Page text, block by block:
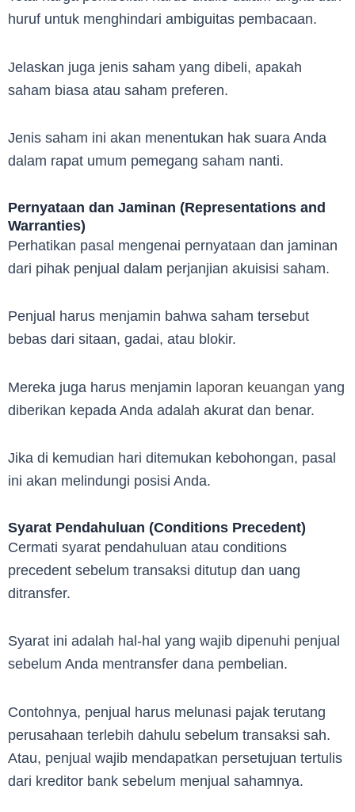
huruf untuk menghindari ambiguitas pembacaan.
Jelaskan juga jenis saham yang dibeli, apakah
saham biasa atau saham preferen.
Jenis saham ini akan menentukan hak suara Anda
dalam rapat umum pemegang saham nanti.
Pernyataan dan Jaminan (Representations and
Warranties)
Perhatikan pasal mengenai pernyataan dan jaminan
dari pihak penjual dalam perjanjian akuisisi saham.
Penjual harus menjamin bahwa saham tersebut
bebas dari sitaan, gadai, atau blokir.
Mereka juga harus menjamin laporan keuangan yang
diberikan kepada Anda adalah akurat dan benar.
Jika di kemudian hari ditemukan kebohongan, pasal
ini akan melindungi posisi Anda.
Syarat Pendahuluan (Conditions Precedent)
Cermati syarat pendahuluan atau conditions
precedent sebelum transaksi ditutup dan uang
ditransfer.
Syarat ini adalah hal-hal yang wajib dipenuhi penjual
sebelum Anda mentransfer dana pembelian.
Contohnya, penjual harus melunasi pajak terutang
perusahaan terlebih dahulu sebelum transaksi sah.
Atau, penjual wajib mendapatkan persetujuan tertulis
dari kreditor bank sebelum menjual sahamnya.